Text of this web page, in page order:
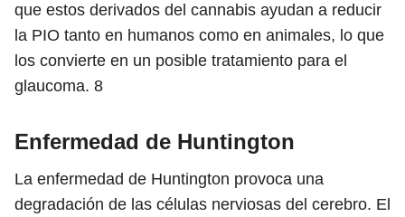
que estos derivados del cannabis ayudan a reducir
la PIO tanto en humanos como en animales, lo que
los convierte en un posible tratamiento para el
glaucoma. 8
Enfermedad de Huntington
La enfermedad de Huntington provoca una
degradación de las células nerviosas del cerebro. El